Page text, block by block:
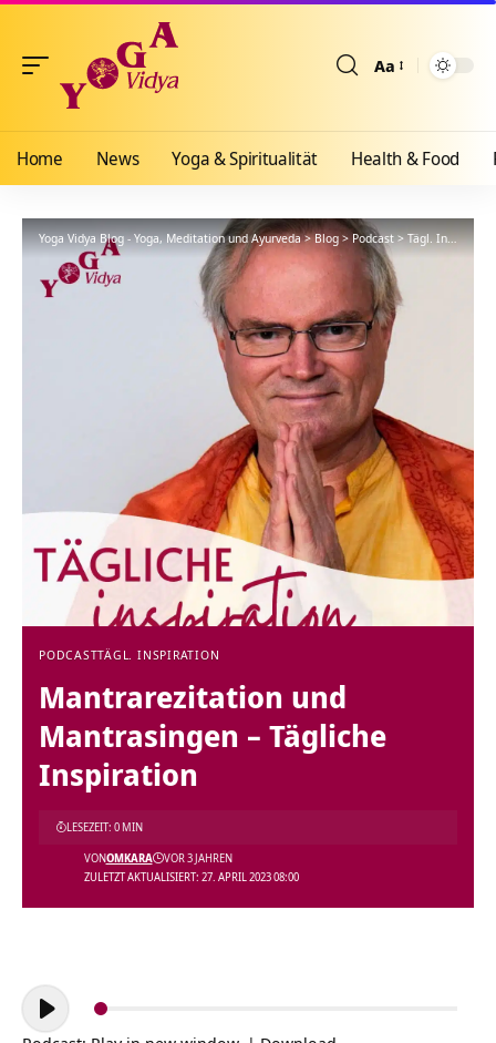
Aa
Home News Yoga & Spiritualität Health & Food
Yoga Vidya Blog - Yoga, Meditation und Ayurveda>Blog>Podcast>Tägl. Inspiration
PODCASTTÄGL. INSPIRATION
Mantrarezitation und
Mantrasingen – Tägliche
Inspiration
ZULETZT AKTUALISIERT: 27. APRIL 2023 08:00
VONOMKARA VOR 3 JAHREN
LESEZEIT: 0 MIN
Audio-
Player